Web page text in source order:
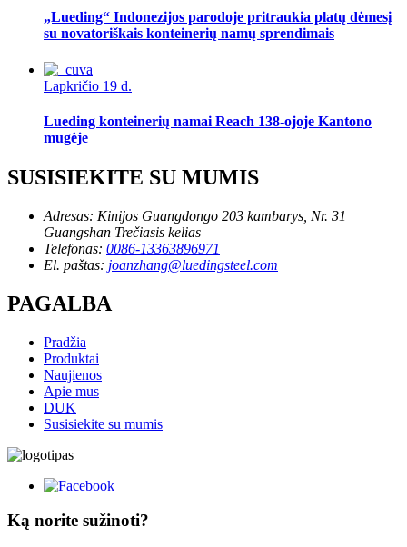
„Lueding“ Indonezijos parodoje pritraukia platų dėmesį
su novatoriškais konteinerių namų sprendimais
Lapkričio 19 d.
Lueding konteinerių namai Reach 138-ojoje Kantono
mugėje
SUSISIEKITE SU MUMIS
Adresas: Kinijos Guangdongo 203 kambarys, Nr. 31
Guangshan Trečiasis kelias
Telefonas: 0086-13363896971
El. paštas: joanzhang@luedingsteel.com
PAGALBA
Pradžia
Produktai
Naujienos
Apie mus
DUK
Susisiekite su mumis
Ką norite sužinoti?